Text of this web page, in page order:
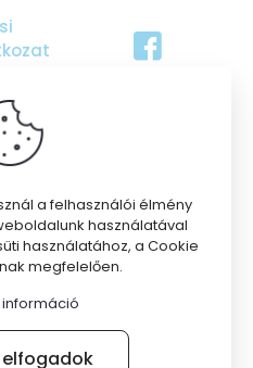
| Minden jog fenntartva
a felhasználói élmény
használatával
használatához, a Cookie
megfelelően.